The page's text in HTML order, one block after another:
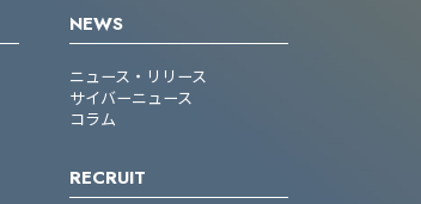
NEWS
ニュース・リリース
サイバーニュース
コラム
RECRUIT